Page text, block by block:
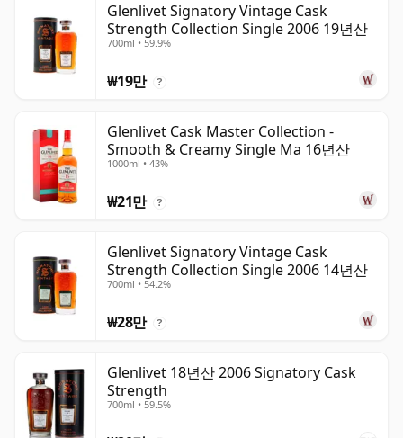
Glenlivet Signatory Vintage Cask
Strength Collection Single 2006 19년산
700ml • 59.9%
₩19만 ?
Glenlivet Cask Master Collection -
Smooth & Creamy Single Ma 16년산
1000ml • 43%
₩21만 ?
Glenlivet Signatory Vintage Cask
Strength Collection Single 2006 14년산
700ml • 54.2%
₩28만 ?
Glenlivet 18년산 2006 Signatory Cask
Strength
700ml • 59.5%